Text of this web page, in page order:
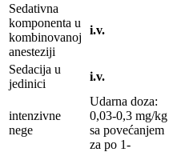
Sedativna
komponenta u
kombinovanoj
anesteziji
i.v.
Sedacija u
jedinici
i.v.
intenzivne
nege
Udarna doza:
0,03-0,3 mg/kg
sa povećanjem
za po 1-